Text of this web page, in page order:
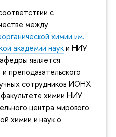
с
между
химии им.
академии науки НИУ
является
и преподавательского
сотрудников ИОНХ
факультете химии НИУ
центра мирового
химии и наук о